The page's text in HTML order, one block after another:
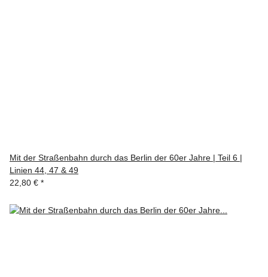
Mit der Straßenbahn durch das Berlin der 60er Jahre | Teil 6 |
Linien 44, 47 & 49
22,80 € *